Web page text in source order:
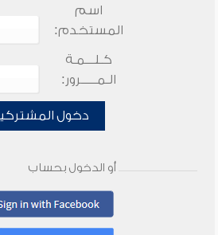
اسم
المستخدم:
كـلـــمـة
الـمـــــرور:
دخول
أو الدخول بحساب